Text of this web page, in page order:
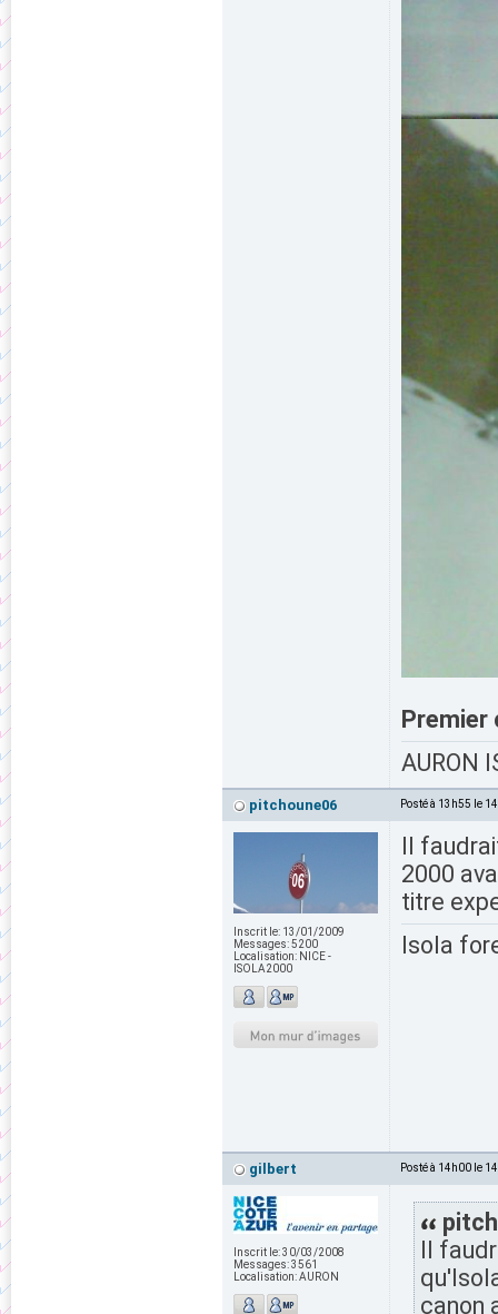
Premier
AURON
pitchoune06 Posté à 13h55 le
Inscrit le: 13/01/2009
Messages:5200
Localisation: NICE -
ISOLA2000
Il
2000
titre
Isola
gilbert Posté à 14h00 le
Inscrit le:30/03/2008
Messages:3561
Localisation:AURON
Il
canon